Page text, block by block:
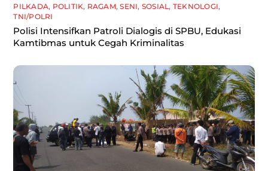
PILKADA, POLITIK, RAGAM,SENI, SOSIAL , TEKNOLOGI,
TNI/POLRI
Polisi Intensifkan Patroli Dialogis di SPBU, Edukasi
Kamtibmas untuk Cegah Kriminalitas